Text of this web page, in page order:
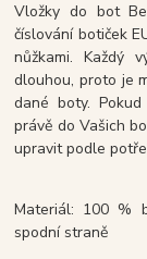
Vložky do bot
číslování botiček
nůžkami. Každý
dlouhou, proto je
dané boty.
právě do Vašich
upravit podle
Materiál: 100 %
spodní straně